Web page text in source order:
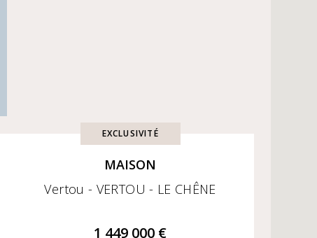
EXCLUSIVITÉ
MAISON
Vertou - VERTOU - LE CHÊNE
1 449 000 €